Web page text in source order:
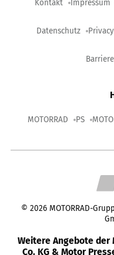
Kontakt Impressum
Datenschutz
MOTORRAD PS
© 2026 MOTORRAD-
Weitere Angebote der
Co. KG & Motor